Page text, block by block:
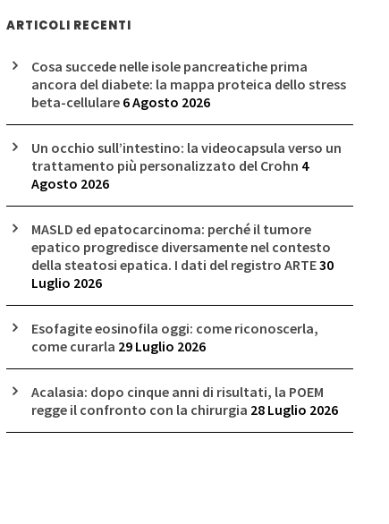
ARTICOLI RECENTI
Cosa succede nelle isole pancreatiche prima
ancora del diabete: la mappa proteica dello stress
beta-cellulare 6 Agosto 2026
Un occhio sull’intestino: la videocapsula verso un
trattamento più personalizzato del Crohn 4
Agosto 2026
MASLD ed epatocarcinoma: perché il tumore
epatico progredisce diversamente nel contesto
della steatosi epatica. I dati del registro ARTE30
Luglio 2026
Esofagite eosinofila oggi: come riconoscerla,
come curarla 29 Luglio 2026
Acalasia: dopo cinque anni di risultati, la POEM
regge il confronto con la chirurgia 28 Luglio 2026